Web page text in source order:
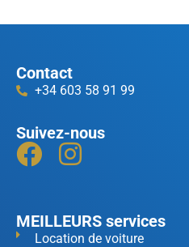
Contact
+34 603 58 91 99
Suivez-nous
MEILLEURS services
Location de voiture